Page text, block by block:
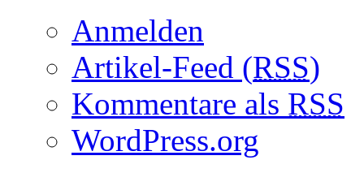
Anmelden
Artikel-Feed (RSS)
Kommentare als RSS
WordPress.org